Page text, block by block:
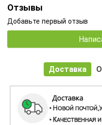
Отзывы
Добавьте первый отзыв
Доставка